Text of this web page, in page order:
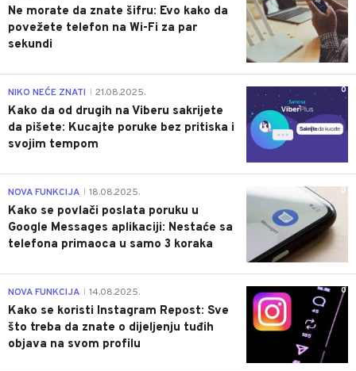
Ne morate da znate šifru: Evo kako da
povežete telefon na Wi-Fi za par
sekundi
0
NIKO NEĆE ZNATI 21.08.2025.
Kako da od drugih na Viberu sakrijete
da pišete: Kucajte poruke bez pritiska i
svojim tempom
0
NOVA FUNKCIJA 18.08.2025.
Kako se povlači poslata poruku u
Google Messages aplikaciji: Nestaće sa
telefona primaoca u samo 3 koraka
0
NOVA FUNKCIJA 14.08.2025.
Kako se koristi Instagram Repost: Sve
što treba da znate o dijeljenju tuđih
objava na svom profilu